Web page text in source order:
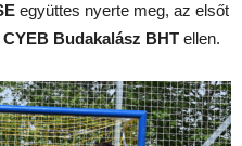
együttes nyerte meg, az elsőt
CYEB Budakalász BHT ellen.